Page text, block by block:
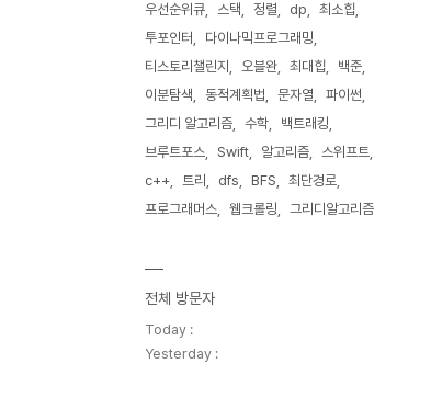
우선순위큐 스택 정렬 dp
최소힙
투포인터
다이나믹프로그래밍
티스토리챌린지
오블완 최대힙
백준
이분탐색
동적계획법 문자열
파이썬
그리디 알고리즘
수학
백트래킹
브루트포스
Swift 알고리즘
스위프트
c++
트리 dfs BFS
최단경로
프로그래머스
웹크롤링 그리디알고리즘
전체 방문자
Today :
Yesterday :